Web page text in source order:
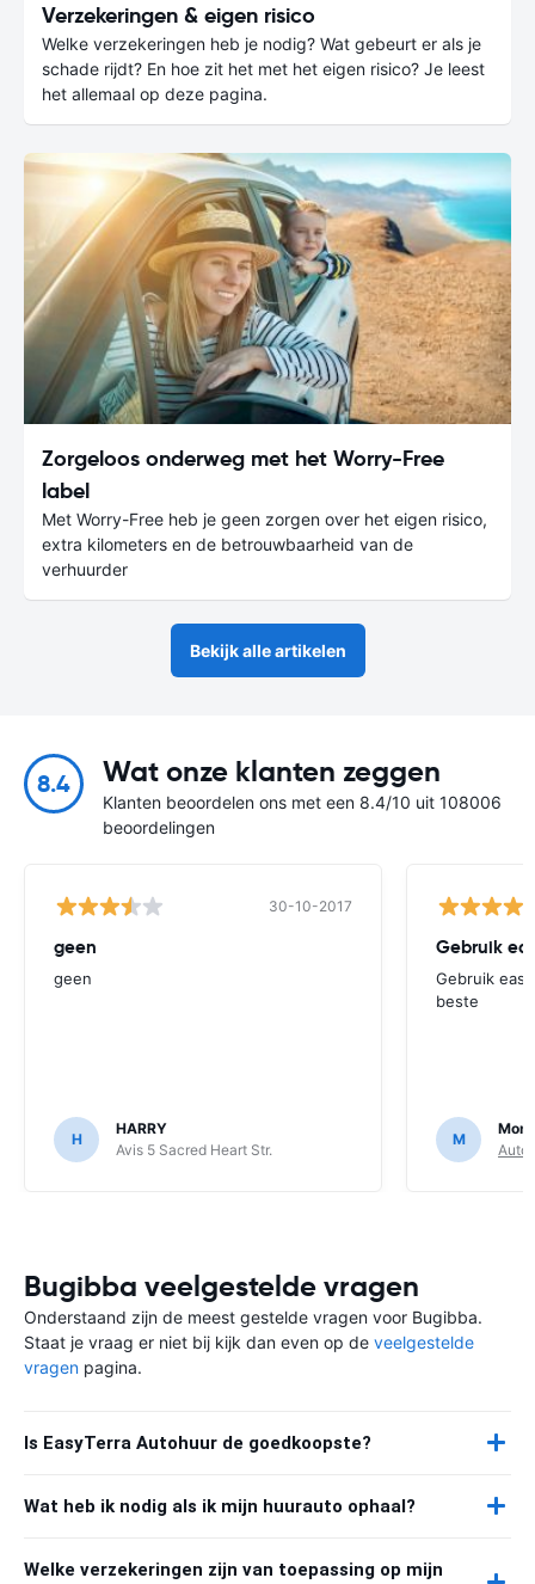
Verzekeringen & eigen risico
Welke verzekeringen heb je nodig? Wat gebeurt er als je
schade rijdt? En hoe zit het met het eigen risico? Je leest
het allemaal op deze pagina.
Zorgeloos onderweg met het Worry-Free
label
Met Worry-Free heb je geen zorgen over het eigen risico,
extra kilometers en de betrouwbaarheid van de
verhuurder
Bekijk alle artikelen
8.4 Wat onze klanten zeggen
Klanten beoordelen ons met een 8.4/10 uit 108006
beoordelingen
30-10-2017
geen
geen
H
HARRY
Avis 5 Sacred Heart Str.
Gebruik
Gebruik
beste
M
Bugibba veelgestelde vragen
Onderstaand zijn de meest gestelde vragen voor Bugibba.
Staat je vraag er niet bij kijk dan even op de veelgestelde
vragen pagina.
Is EasyTerra Autohuur de goedkoopste?
Wat heb ik nodig als ik mijn huurauto ophaal?
Welke verzekeringen zijn van toepassing op mijn